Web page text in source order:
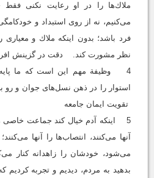
ملاك‌ها را در او رعايت نكنى
مى‌كنيم، نه از روى استبداد و
فرد باشد؛ بدون اينكه ملاك و معيارى
نظر مشورت كند. دقت در گزینش
4 وظيفة مهم اين است كه ما
استوار را در ذهن نسل‌هاى جوان و
تقویت ایمان جامعه
5 اينكه آدم خيال كند جماعت خاصى
آنها مى‌كنند، انتصاب‌ها را آنها
مى‌شود، خودشان را زاهدانه كنار
بدهيد به مردم، ديديم و تجربه